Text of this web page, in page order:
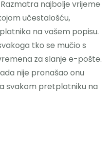
najbolje vrijeme
učestalošću,
na vašem popisu.
tko se mučio s
za slanje e-pošte.
nije pronašao onu
svakom pretplatniku na